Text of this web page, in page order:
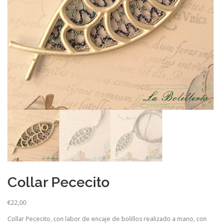
Collar Pececito
€22,00
Collar Pececito, con labor de encaje de bolillos realizado a mano, con